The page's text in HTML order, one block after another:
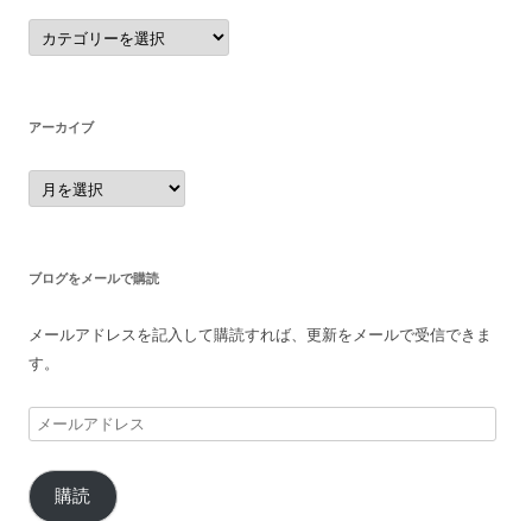
カ
テ
ゴ
アーカイブ
ア
ー
カ
ブログをメールで購読
メールアドレスを記入して購読すれば、更新をメールで受信できま
す。
メ
ル
ア
購読